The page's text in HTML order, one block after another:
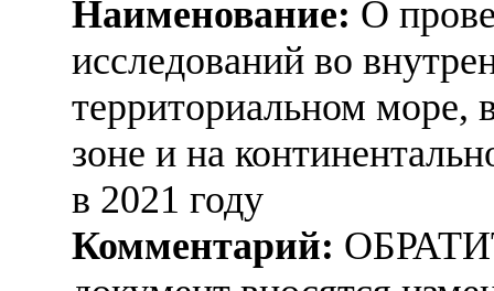
Наименование: О
исследований во
территориальном море,
зоне и на
в 2021 году
Комментарий: